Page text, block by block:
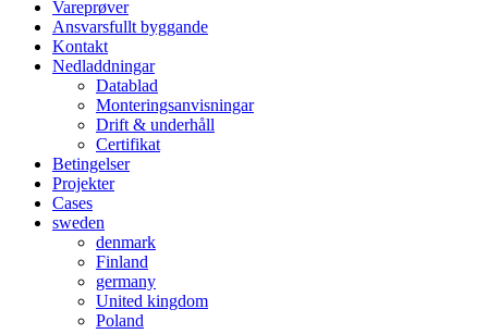
Vareprøver
Ansvarsfullt byggande
Kontakt
Nedladdningar
Datablad
Monteringsanvisningar
Drift & underhåll
Certifikat
Betingelser
Projekter
Cases
sweden
denmark
Finland
germany
United kingdom
Poland